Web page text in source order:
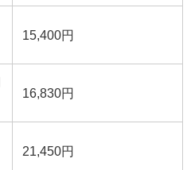
15,400円
16,830円
21,450円